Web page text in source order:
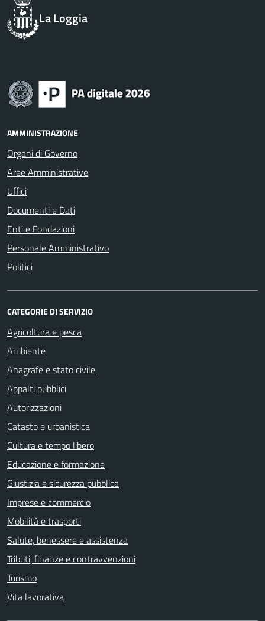
La Loggia
AMMINISTRAZIONE
Organi di Governo
Aree Amministrative
Uffici
Documenti e Dati
Enti e Fondazioni
Personale Amministrativo
Politici
CATEGORIE DI SERVIZIO
Agricoltura e pesca
Ambiente
Anagrafe e stato civile
Appalti pubblici
Autorizzazioni
Catasto e urbanistica
Cultura e tempo libero
Educazione e formazione
Giustizia e sicurezza pubblica
Imprese e commercio
Mobilità e trasporti
Salute, benessere e assistenza
Tributi, finanze e contravvenzioni
Turismo
Vita lavorativa